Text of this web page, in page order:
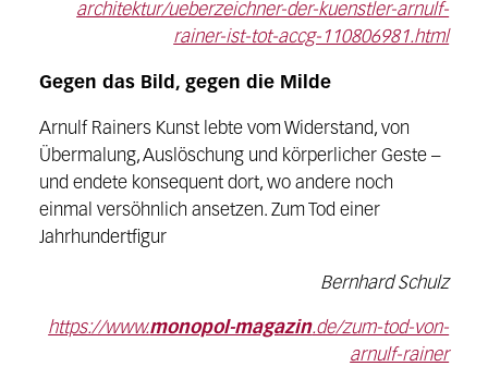
architektur/ueberzeichner-der-kuenstler-arnulf-
rainer-ist-tot-accg-110806981.html
Gegen das Bild, gegen die Milde
Arnulf Rainers Kunst lebte vom Widerstand, von
Übermalung, Auslöschung und körperlicher Geste –
und endete konsequent dort, wo andere noch
einmal versöhnlich ansetzen. Zum Tod einer
Jahrhundertfigur
Bernhard Schulz
https://www.monopol-magazin.de/zum-tod-von-
arnulf-rainer